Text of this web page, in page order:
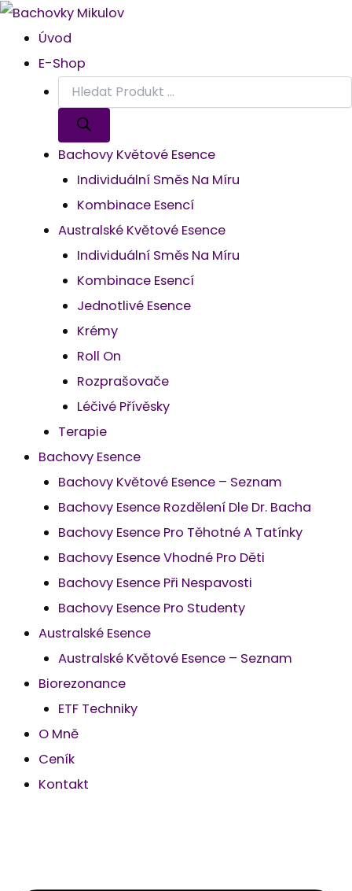
Přeskočit
Obsah
Úvod
E-Shop
Products
Search
Bachovy Květové Esence
Individuální Směs Na Míru
Kombinace Esencí
Australské Květové Esence
Individuální Směs Na Míru
Kombinace Esencí
Jednotlivé Esence
Krémy
Roll On
Rozprašovače
Léčivé Přívěsky
Terapie
Bachovy Esence
Bachovy Květové Esence – Seznam
Bachovy Esence Rozdělení Dle Dr. Bacha
Bachovy Esence Pro Těhotné A Tatínky
Bachovy Esence Vhodné Pro Děti
Bachovy Esence Při Nespavosti
Bachovy Esence Pro Studenty
Australské Esence
Australské Květové Esence – Seznam
Biorezonance
ETF Techniky
O Mně
Ceník
Kontakt
Products
Search
Products
Search
Products
Search
Kangaroo
Množství